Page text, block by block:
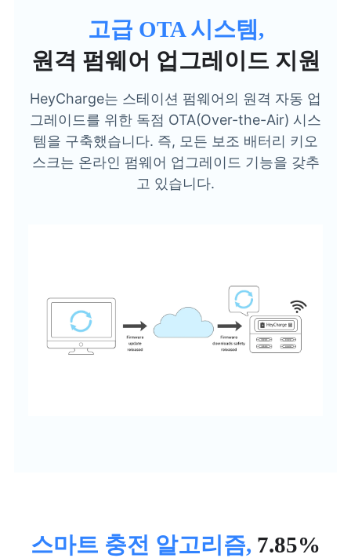
고급 OTA 시스템,
원격 펌웨어 업그레이드 지원
HeyCharge는 스테이션 펌웨어의 원격 자동 업
그레이드를 위한 독점 OTA(Over-the-Air) 시스
템을 구축했습니다. 즉, 모든 보조 배터리 키오
스크는 온라인 펌웨어 업그레이드 기능을 갖추
고 있습니다.
스마트 충전 알고리즘, 7.85%